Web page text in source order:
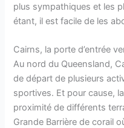
plus sympathiques et les
étant, il est facile de les
Cairns, la porte d’entrée
Au nord du Queensland,
de départ de plusieurs
sportives. Et pour cause,
proximité de différents
Grande Barrière de corail